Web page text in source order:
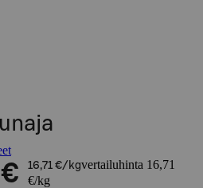
16,71 €/kgvertailuhinta 16,71
€/kg